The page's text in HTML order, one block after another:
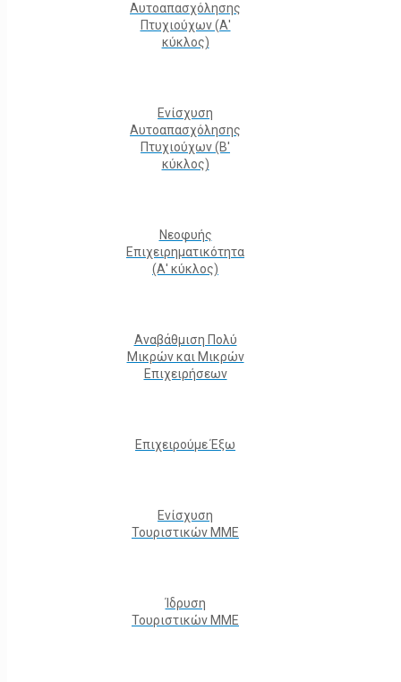
Αυτοαπασχόλησης
Πτυχιούχων (Α'
κύκλος)
Ενίσχυση
Αυτοαπασχόλησης
Πτυχιούχων (Β'
κύκλος)
Νεοφυής
Επιχειρηματικότητα
(Α' κύκλος)
Αναβάθμιση Πολύ
Μικρών και Μικρών
Επιχειρήσεων
Επιχειρούμε Έξω
Ενίσχυση
Τουριστικών ΜΜΕ
Ίδρυση
Τουριστικών ΜΜΕ